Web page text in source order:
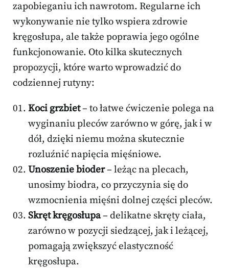
zapobieganiu ich nawrotom. Regularne ich
wykonywanie nie tylko wspiera zdrowie
kręgosłupa, ale także poprawia jego ogólne
funkcjonowanie. Oto kilka skutecznych
propozycji, które warto wprowadzić do
codziennej rutyny:
Koci grzbiet– to łatwe ćwiczenie polega na
wyginaniu pleców zarówno w górę, jak i w
dół, dzięki niemu można skutecznie
rozluźnić napięcia mięśniowe.
Unoszenie bioder– leżąc na plecach,
unosimy biodra, co przyczynia się do
wzmocnienia mięśni dolnej części pleców.
Skręt kręgosłupa– delikatne skręty ciała,
zarówno w pozycji siedzącej, jak i leżącej,
pomagają zwiększyć elastyczność
kręgosłupa.